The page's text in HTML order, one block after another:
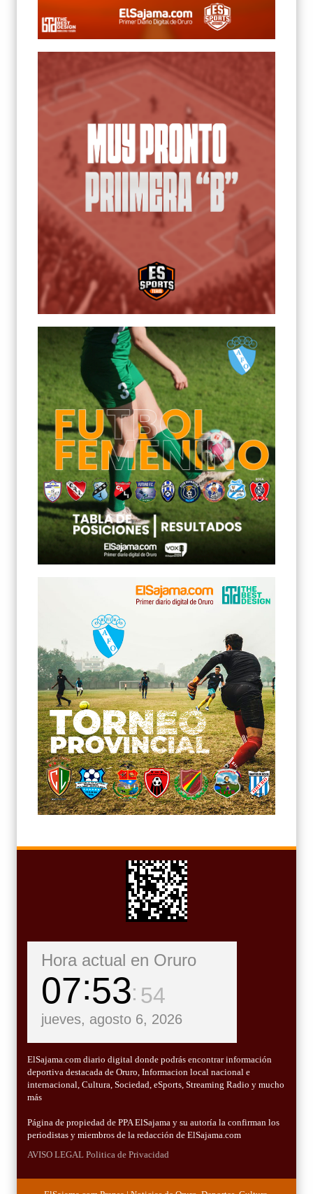
Hora actual en Oruro
07 53 55
jueves, agosto 6, 2026
ElSajama.com diario digital donde podrás encontrar información
deportiva destacada de Oruro, Informacion local nacional e
internacional, Cultura, Sociedad, eSports, Streaming Radio y mucho
más
Página de propiedad de PPA ElSajama y su autoría la confirman los
periodistas y miembros de la redacción de ElSajama.com
AVISO LEGAL Politica de Privacidad